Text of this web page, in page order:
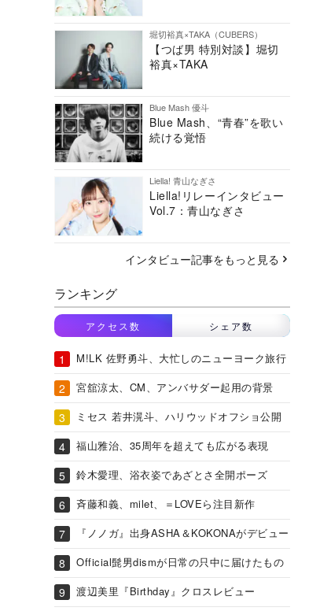
堀切裕真×TAKA（CUBERS）
【つば男 特別対談】堀切
裕真×TAKA
Blue Mash 優斗
Blue Mash、“青春”を歌い
続ける覚悟
Liella! 青山なぎさ
Liella!リレーインタビュー
Vol.7：青山なぎさ
インタビュー記事をもっと見る
ランキング
アクセス数 シェア数
M!LK 佐野勇斗、大忙しのニューヨーク旅行
宮舘涼太、CM、アンバサダー起用の背景
ミセス 若井滉斗、ハリウッドオフショ公開
福山雅治、35周年を超えても広がる表現
鈴木愛理、浴衣姿であざとさ全開ポーズ
斉藤和義、milet、＝LOVEら注目新作
『ノノガ』出身ASHA＆KOKONAがデビュー
Official髭男dismが日常の只中に届けたもの
渡辺美里『Birthday』クロスレビュー